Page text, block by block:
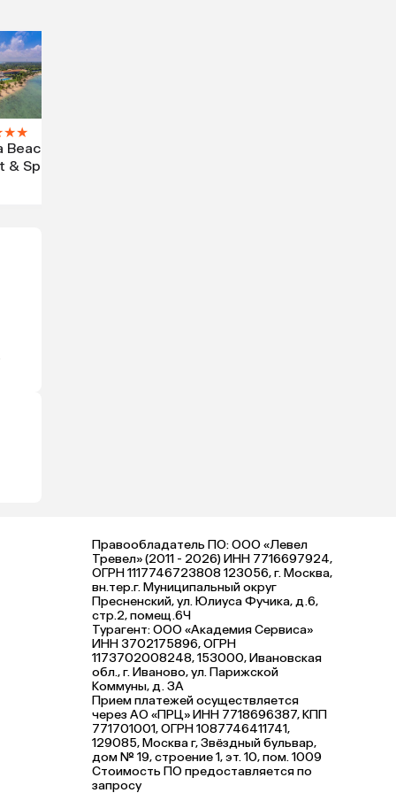
★★
Spa
Правообладатель ПО: ООО «Левел
Тревел» (2011 - 2026) ИНН 7716697924,
ОГРН 1117746723808 123056, г. Москва,
вн.тер.г. Муниципальный округ
Пресненский, ул. Юлиуса Фучика, д.6,
стр.2, помещ.6Ч
Турагент: ООО «Академия Сервиса»
ИНН 3702175896, ОГРН
1173702008248, 153000, Ивановская
обл., г. Иваново, ул. Парижской
Коммуны, д. ЗА
Прием платежей осуществляется
через АО «ПРЦ» ИНН 7718696387, КПП
771701001, ОГРН 1087746411741,
129085, Москва г, Звёздный бульвар,
дом № 19, строение 1, эт. 10, пом. 1009
Стоимость ПО предоставляется по
запросу